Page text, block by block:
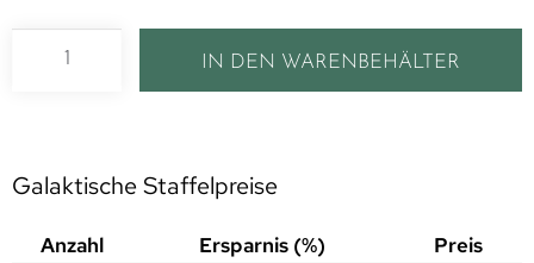
IN DEN WARENBEHÄLTER
Galaktische Staffelpreise
Anzahl Ersparnis (%)
Preis